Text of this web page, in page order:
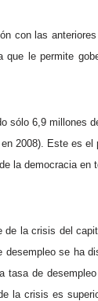
con las
le permite
sólo 6,9 millones
2008). Este es el
la democracia en
de la crisis del
se ha
de
la crisis es